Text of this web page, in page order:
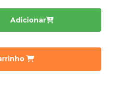
Adicionar